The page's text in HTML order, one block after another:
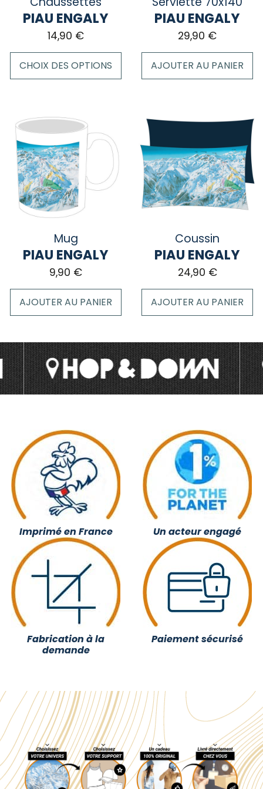
pagePIAU ENGALY
14,90 €
CHOIX DES OPTIONS
plusieurs
variations.
Les
options
peuvent
être
choisies
page
produit
PIAU ENGALY
29,90 €
AJOUTER AU PANIER
Mug
PIAU ENGALY
9,90 €
AJOUTER AU PANIER
Coussin
PIAU ENGALY
24,90 €
AJOUTER AU PANIER
Imprimé en France Un acteur engagé
Fabrication à la
demande
Paiement sécurisé